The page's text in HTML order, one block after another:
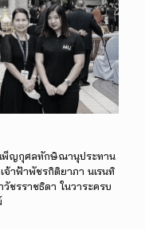
พ็ญกุศลทักษิณานุประทาน
จ้าฟ้าพัชรกิติยาภา นเรนทิ
ชรราชธิดา ในวาระครบ